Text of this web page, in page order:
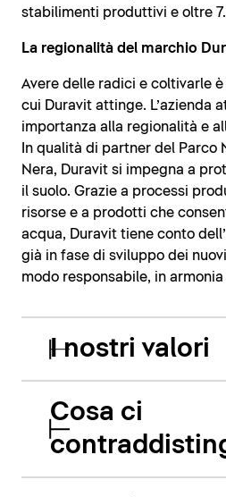
stabilimenti produttivi e oltre
La regionalità del marchio
Avere delle radici e coltivarle
cui Duravit attinge. L’azienda
importanza alla regionalità e
In qualità di partner del Parco
Nera, Duravit si impegna a
il suolo. Grazie a processi
risorse e a prodotti che
acqua, Duravit tiene conto
già in fase di sviluppo dei
modo responsabile, in
I nostri valori
Cosa ci